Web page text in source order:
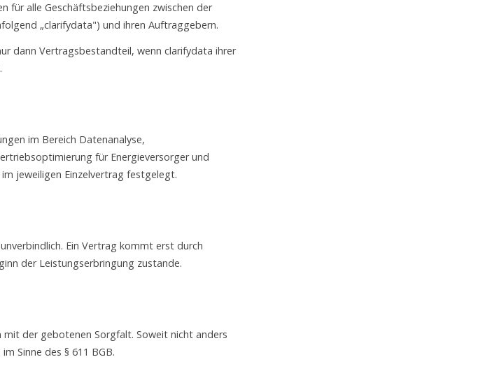
für alle Geschäftsbeziehungen zwischen der
„clarifydata") und ihren Auftraggebern.
dann Vertragsbestandteil, wenn clarifydata ihrer
im Bereich Datenanalyse,
für Energieversorger und
jeweiligen Einzelvertrag festgelegt.
Ein Vertrag kommt erst durch
der Leistungserbringung zustande.
der gebotenen Sorgfalt. Soweit nicht anders
Sinne des § 611 BGB.